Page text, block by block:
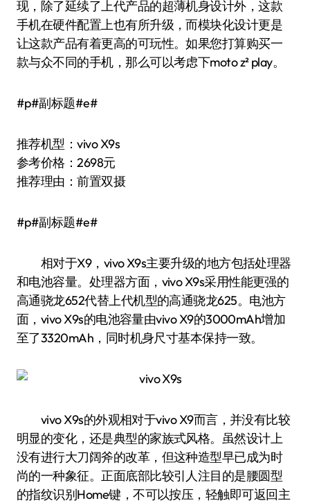
现，除了延续了上代产品的超薄机身设计外，这款
手机在硬件配置上也有所升级，而模块化设计更是
让这款产品有着更高的可玩性。如果您打算购买一
款与众不同的手机，那么可以考虑下moto z² play。
#p#副标题#e#
推荐机型：vivo X9s
参考价格：2698元
推荐理由：前置双摄
#p#副标题#e#
相对于X9，vivo X9s主要升级的地方包括处理器
和电池容量。处理器方面，vivo X9s采用性能更强的
高通骁龙652代替上代机型的高通骁龙625。电池方
面，vivo X9s的电池容量由vivo X9的3000mAh增加
至了3320mAh，同时机身尺寸基本保持一致。
vivo X9s的外观相对于vivo X9而言，并没有比较
明显的变化，还是典型的家族式风格。虽然设计上
没有进行大刀阔斧的改革，但这种造型早已成为时
尚的一种象征。正面底部比较引人注目的是腰圆型
的指纹识别Home键，不可以按压，轻触即可返回主